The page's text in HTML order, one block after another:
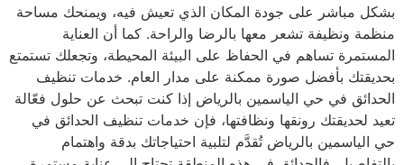
بشكل مباشر على جودة المكان الذي تعيش فيه، ويمنحك مساحة
منظمة ونظيفة تشعر معها بالرضا والراحة. كما أن العناية
المستمرة تساهم في الحفاظ على البيئة المحيطة، وتجعلك تستمتع
بحديقتك بأفضل صورة ممكنة على مدار العام. خدمات تنظيف
الحدائق في حي الياسمين بالرياض إذا كنت تبحث عن حلول فعّالة
تعيد لحديقتك رونقها ونظافتها، فإن خدمات تنظيف الحدائق في
حي الياسمين بالرياض تُقدَّم لتلبية احتياجاتك بدقة واهتمام